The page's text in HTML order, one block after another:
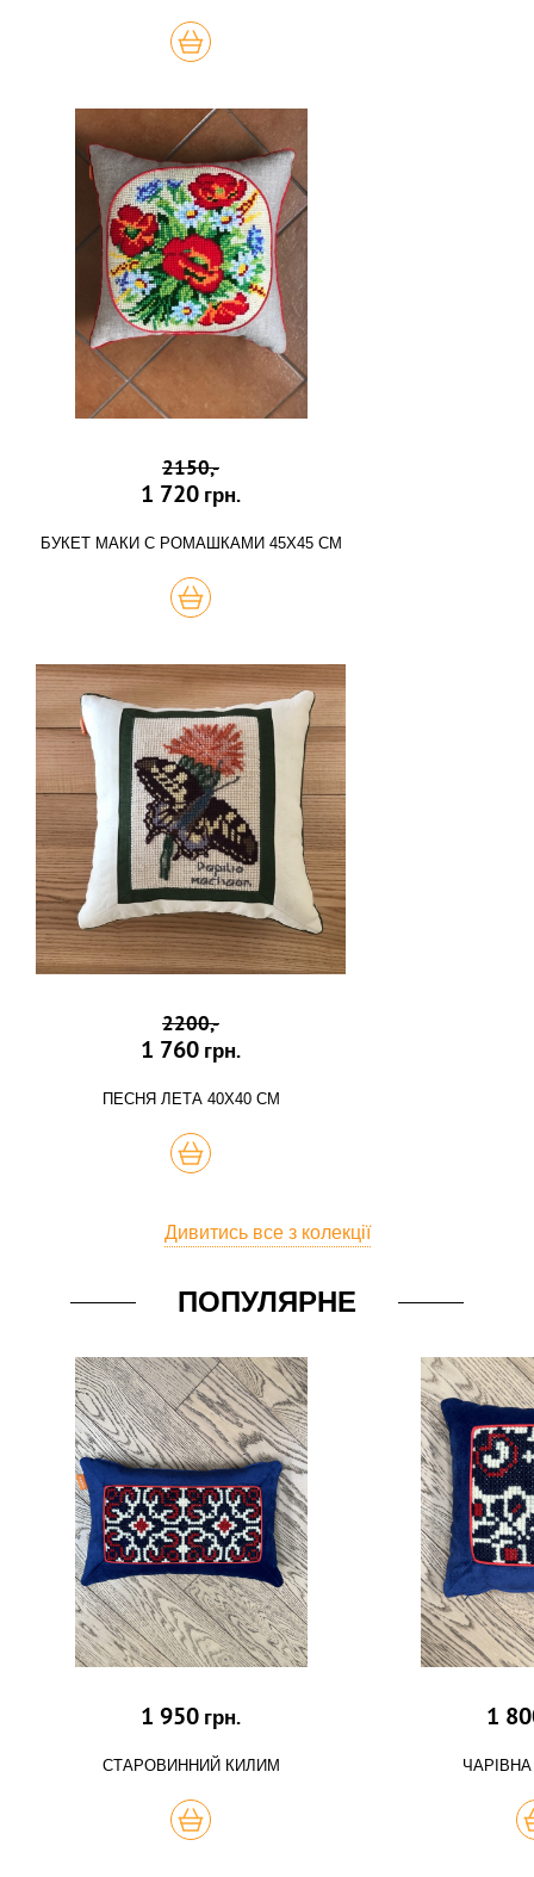
КУПИТЬ
2150,-
1 720 грн.
БУКЕТ МАКИ С РОМАШКАМИ 45Х45 СМ
КУПИТЬ
2200,-
1 760 грн.
ПЕСНЯ ЛЕТА 40Х40 СМ
КУПИТЬ
Дивитись все з колекції
ПОПУЛЯРНЕ
1 950 грн.
СТАРОВИННИЙ КИЛИМ
КУПИТЬ
1